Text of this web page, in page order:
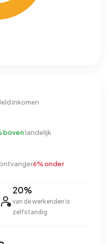
inkomen
bovenlandelijk
6% onder
20%
van de werkenden is
zelfstandig